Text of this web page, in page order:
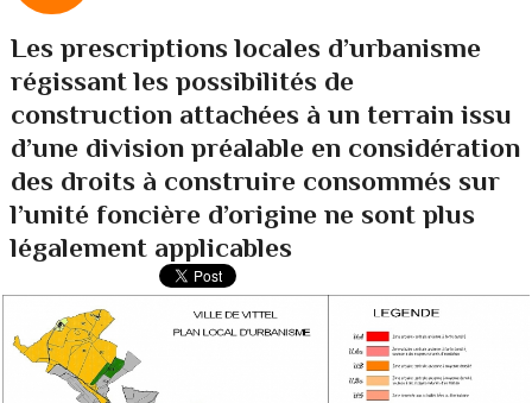
Les prescriptions locales d’urbanisme
régissant les possibilités de
construction attachées à un terrain issu
d’une division préalable en considération
des droits à construire consommés sur
l’unité foncière d’origine ne sont plus
légalement applicables